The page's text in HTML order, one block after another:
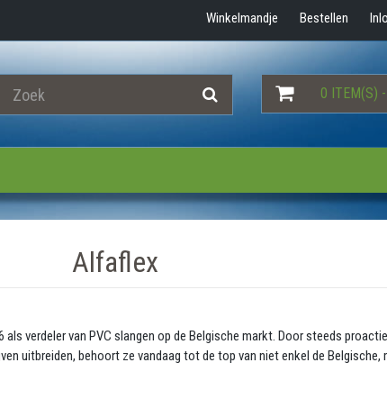
Winkelmandje Bestellen
0 ITEM(S)
Alfaflex
verdeler van PVC slangen op de Belgische markt. Door steeds
uitbreiden, behoort ze vandaag tot de top van niet enkel de Belgische,